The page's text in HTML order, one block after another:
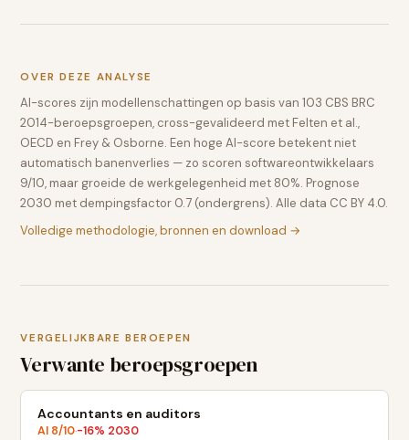
OVER DEZE ANALYSE
AI-scores zijn modellenschattingen op basis van 103 CBS BRC
2014-beroepsgroepen, cross-gevalideerd met Felten et al.,
OECD en Frey & Osborne. Een hoge AI-score betekent niet
automatisch banenverlies — zo scoren softwareontwikkelaars
9/10, maar groeide de werkgelegenheid met 80%. Prognose
2030 met dempingsfactor 0.7 (ondergrens). Alle data CC BY 4.0.
Volledige methodologie, bronnen en download →
VERGELIJKBARE BEROEPEN
Verwante beroepsgroepen
Accountants en auditors
AI 8/10·-16% 2030